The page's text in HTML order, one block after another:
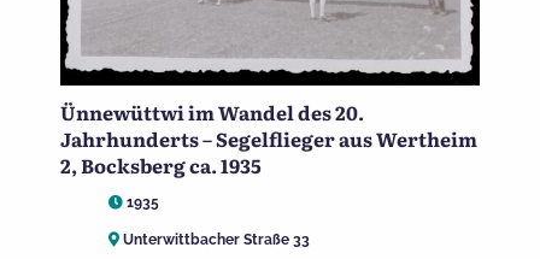
Ünnewüttwi im Wandel des 20.
Jahrhunderts – Segelflieger aus Wertheim
2, Bocksberg ca. 1935
1935
Unterwittbacher Straße 33